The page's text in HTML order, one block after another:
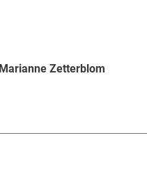
Marianne Zetterblom